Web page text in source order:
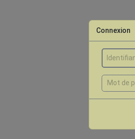
Connexion